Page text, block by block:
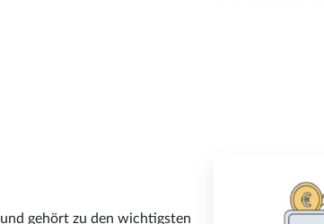
und gehört zu den wichtigsten